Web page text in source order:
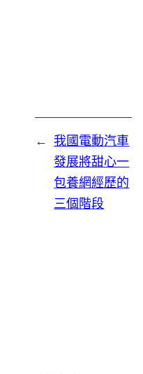
← 我國電動汽車
發展將甜心一
包養網經歷的
三個階段